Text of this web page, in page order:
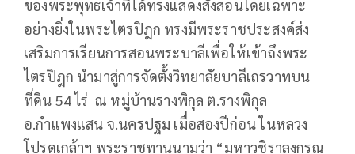
ของพระพุทธเจ้าที่ได้ทรงแสดงสั่งสอนโดยเฉพาะ
อย่างยิ่งในพระไตรปิฎก ทรงมีพระราชประสงค์ส่ง
เสริมการเรียนการสอนพระบาลีเพื่อให้เข้าถึงพระ
ไตรปิฎก นำมาสู่การจัดตั้งวิทยาลัยบาลีเถรวาทบน
ที่ดิน 54 ไร่ ณ หมู่บ้านรางพิกุล ต.รางพิกุล
อ.กำแพงแสน จ.นครปฐม เมื่อสองปีก่อน ในหลวง
โปรดเกล้าฯ พระราชทานนามว่า “มหาวชิราลงกรณ